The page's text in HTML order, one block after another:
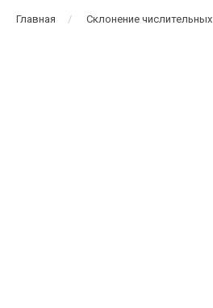
Главная Склонение числительных